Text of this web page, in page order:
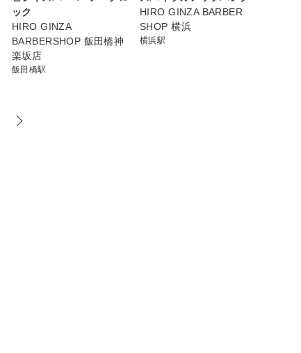
ック
HIRO GINZA
BARBERSHOP 飯田橋神
楽坂店
飯田橋駅
HIRO GINZA BARBER
SHOP 横浜
横浜駅